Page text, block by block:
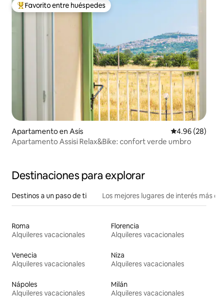
Favorito entre huéspedes preferido
Favorito entre huéspedes
Apartamento en Asís Calificación
4.96 (28)
Apartamento Assisi Relax&Bike: confort verde umbro
Destinaciones para explorar
Destinos a un paso de ti Los mejores lugares de interés más
Roma
Alquileres vacacionales
Florencia
Alquileres vacacionales
Venecia
Alquileres vacacionales
Niza
Alquileres vacacionales
Nápoles
Alquileres vacacionales
Milán
Alquileres vacacionales